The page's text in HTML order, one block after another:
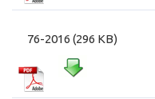
76-2016 (296 KB)